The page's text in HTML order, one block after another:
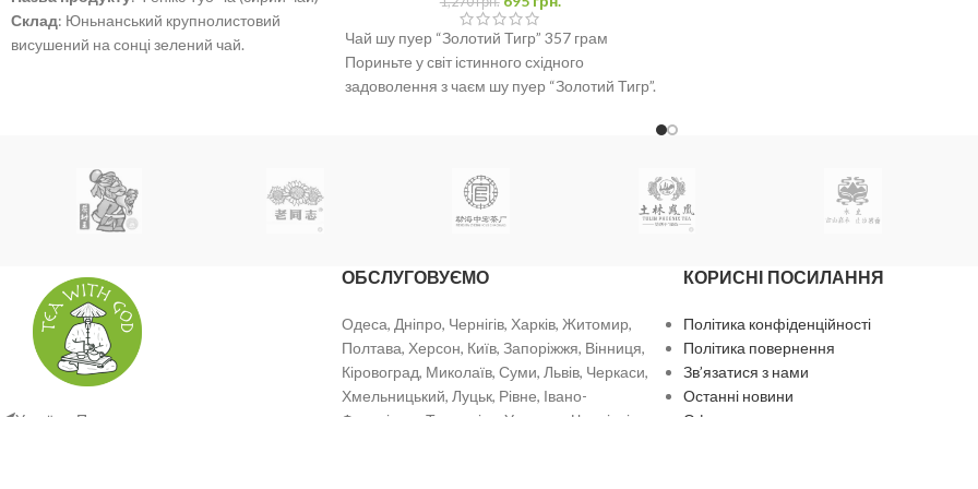
Склад: Юньнанський крупнолистовий
висушений на сонці зелений чай.
Чай шу пуер “Золотий Тигр” 357 грам
Пориньте у світ істинного східного
задоволення з чаєм шу пуер “Золотий Тигр”.
Україна, Полтава
ОБСЛУГОВУЄМО
Одеса, Дніпро, Чернігів, Харків, Житомир,
Полтава, Херсон, Київ, Запоріжжя, Вінниця,
Кіровоград, Миколаїв, Суми, Львів, Черкаси,
Хмельницький, Луцьк, Рівне, Івано-
Франківськ, Тернопіль, Ужгород, Чернівці.
КОРИСНІ ПОСИЛАННЯ
Політика конфіденційності
Політика повернення
Зв’язатися з нами
Останні новини
Оферта